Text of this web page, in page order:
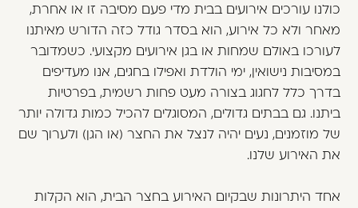
כולנו עורכים אירועים בבית מדי פעם מסיבה זו או אחרת,
מאחר ולא כל אירוע, הוא בסדר גודל כזה הדורש מאיתנו
לעורכו באולם שמחות או בגן אירועים מקצועי. כשמדובר
במסיבות נישואין, ימי הולדת ואפילו בחגים, אנו מעדיפים
בדרך כלל לחגוג בצורה מעט פחות רשמית, בפרטיות
ביתנו. גם בבתים גדולים, המסוגלים להכיל כמות גדולה יותר
של מוזמנים, נעים יהיה לנצל את החצר (או הגן) ולערוך שם
את האירוע שלנו.
אחד היתרונות שבקיום האירוע בחצר הבית, הוא הקלות